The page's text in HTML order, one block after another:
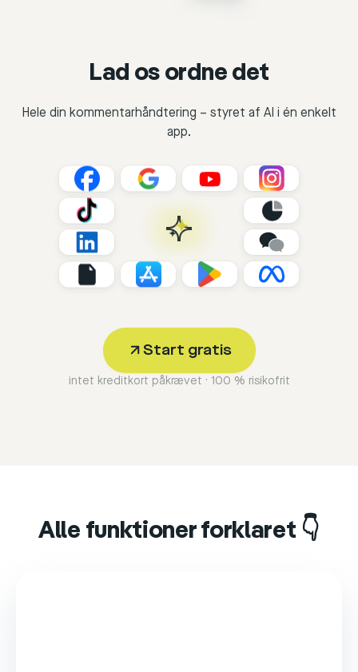
Lad os ordne det
Hele din kommentarhåndtering – styret af AI i én enkelt
app.
Start gratis
intet kreditkort påkrævet · 100 % risikofrit
Alle funktioner forklaret 👇